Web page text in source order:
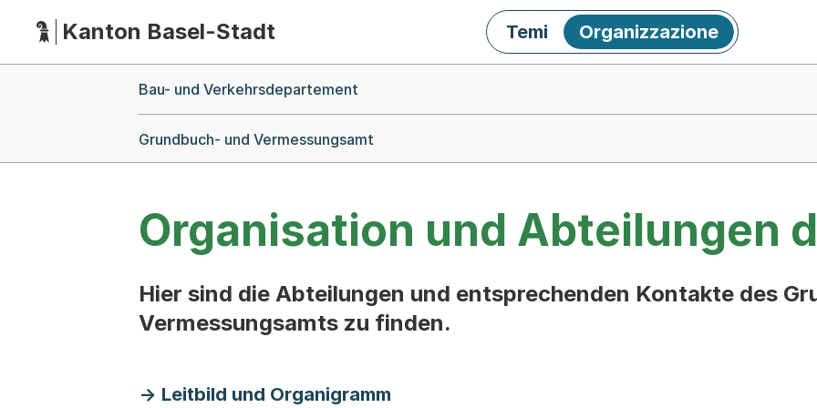
HauptnavigationKanton Basel-Stadt Temi Organizzazione
Bau- und Verkehrsdepartement
Grundbuch- und Vermessungsamt
Organisation und Abteilungen
Hier sind die Abteilungen und entsprechenden Kontakte des
Vermessungsamts zu finden.
Leitbild und Organigramm